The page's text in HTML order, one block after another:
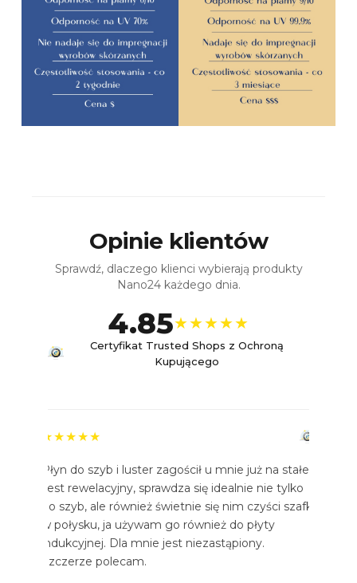
Opinie klientów
Sprawdź, dlaczego klienci wybierają produkty
Nano24 każdego dnia.
4.85★★★★★
Certyfikat Trusted Shops z Ochroną
Kupującego
★★★★★
Płyn do szyb i luster zagościł u mnie już na stałe.
Jest rewelacyjny, sprawdza się idealnie nie tylko
do szyb, ale również świetnie się nim czyści szafki
w połysku, ja używam go również do płyty
indukcyjnej. Dla mnie jest niezastąpiony.
Szczerze polecam.